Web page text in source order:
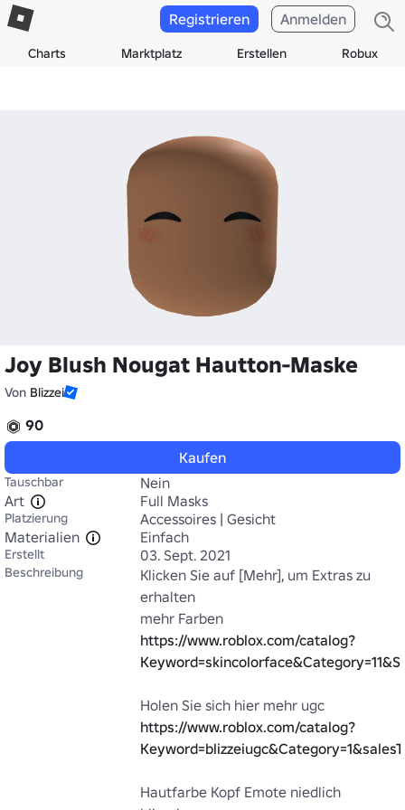
Charts Marktplatz Erstellen Robux
Registrieren Anmelden
Joy Blush Nougat Hautton-Maske
Von Blizzei
90
Kaufen
Tauschbar
Nein
Art
Full Masks
Platzierung
Accessoires | Gesicht
Materialien
Einfach
Erstellt 03. Sept. 2021
Beschreibung
Klicken Sie auf [Mehr], um Extras zu
erhalten
https://www.roblox.com/catalog?
https://www.roblox.com/catalog?
Hautfarbe Kopf Emote niedlich